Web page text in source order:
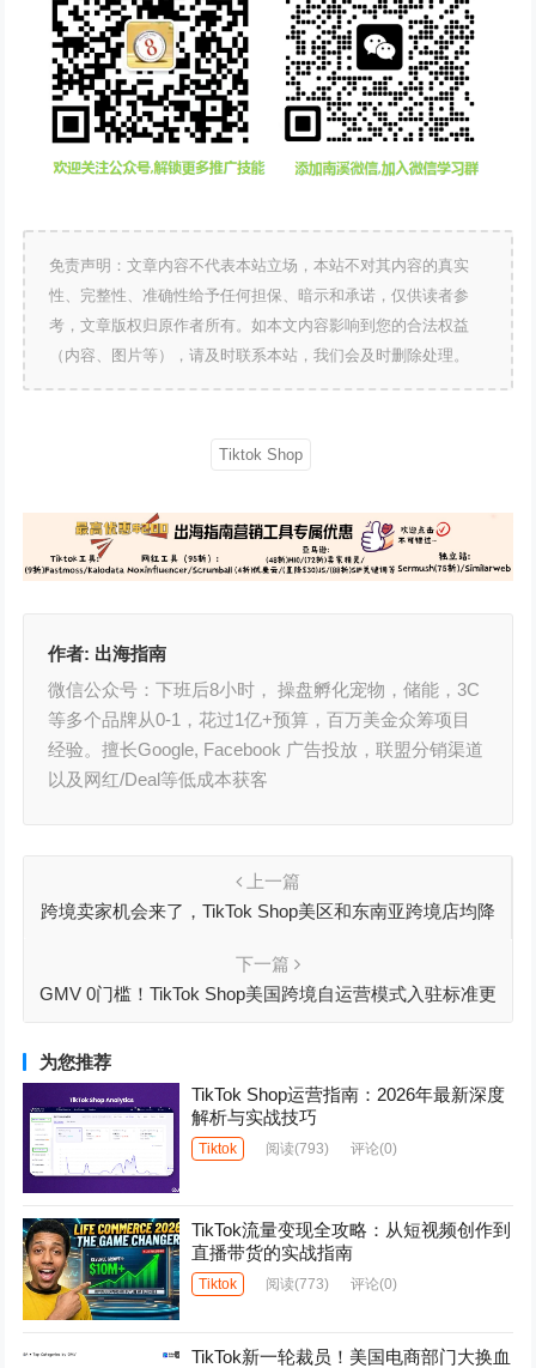
免责声明：文章内容不代表本站立场，本站不对其内容的真实
性、完整性、准确性给予任何担保、暗示和承诺，仅供读者参
考，文章版权归原作者所有。如本文内容影响到您的合法权益
（内容、图片等），请及时联系本站，我们会及时删除处理。
Tiktok Shop
作者: 出海指南
微信公众号：下班后8小时， 操盘孵化宠物，储能，3C
等多个品牌从0-1，花过1亿+预算，百万美金众筹项目
经验。擅长Google, Facebook 广告投放，联盟分销渠道
以及网红/Deal等低成本获客
上一篇
跨境卖家机会来了，TikTok Shop美区和东南亚跨境店均降
下一篇
GMV 0门槛！TikTok Shop美国跨境自运营模式入驻标准更
为您推荐
TikTok Shop运营指南：2026年最新深度
解析与实战技巧
Tiktok 阅读(793) 评论(0)
TikTok流量变现全攻略：从短视频创作到
直播带货的实战指南
Tiktok 阅读(773) 评论(0)
TikTok新一轮裁员！美国电商部门大换血